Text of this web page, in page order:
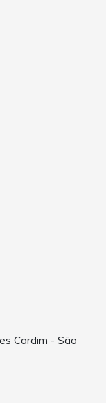
Cardim - São